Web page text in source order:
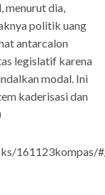
menurut dia,
politik uang
antarcalon
legislatif karena
modal. Ini
kaderisasi dan
161123kompas/